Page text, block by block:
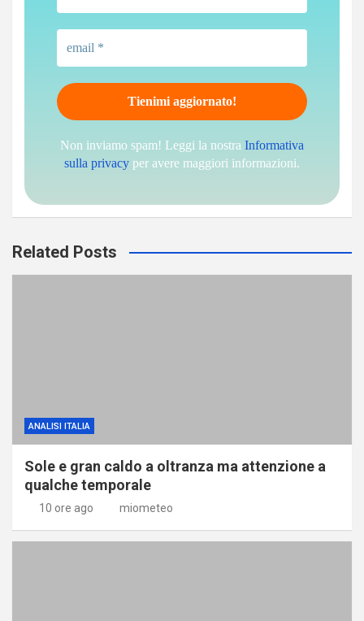
Non inviamo spam! Leggi la nostra Informativa
sulla privacy per avere maggiori informazioni.
Related Posts
ANALISI ITALIA
Sole e gran caldo a oltranza ma attenzione a
qualche temporale
10 ore ago miometeo